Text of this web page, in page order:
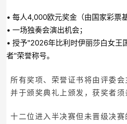
• 每人4,000欧元奖金（由国家彩票
• 一场独奏会演出机会；
• 授予"2026年比利时伊丽莎白女王
者"荣誉称号。
所有奖项、荣誉证书将由评委会
并于颁奖典礼上颁发，获奖者须
十二位进入半决赛但未晋级决